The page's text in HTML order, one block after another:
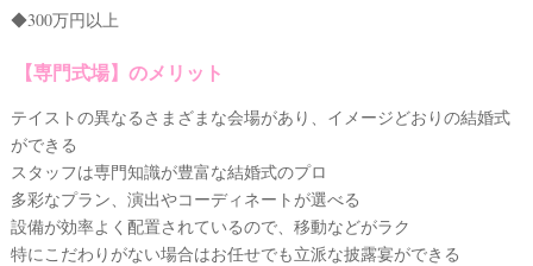
◆300万円以上
【専門式場】のメリット
テイストの異なるさまざまな会場があり、イメージどおりの結婚式
ができる
スタッフは専門知識が豊富な結婚式のプロ
多彩なプラン、演出やコーディネートが選べる
設備が効率よく配置されているので、移動などがラク
特にこだわりがない場合はお任せでも立派な披露宴ができる